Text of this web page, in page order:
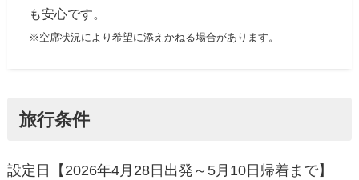
も安心です。
※空席状況により希望に添えかねる場合があります。
旅行条件
設定日【2026年4月28日出発～5月10日帰着まで】